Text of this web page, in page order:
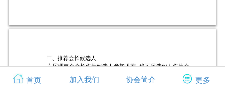
首页 加入我们 协会简介 更多